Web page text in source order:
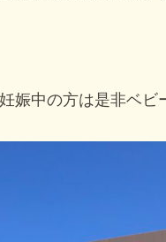
娠中の方は是非ベビ